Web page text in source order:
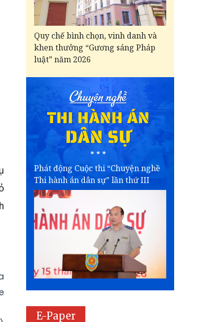
Quy chế bình chọn, vinh danh và
khen thưởng “Gương sáng Pháp
luật” năm 2026
Phát động Cuộc thi “Chuyện nghề
Thi hành án dân sự” lần thứ III
E-Paper